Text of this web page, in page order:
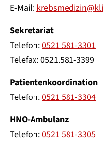
E-Mail:
Sekretariat
Telefon:0521 581-3301
Telefax: 0521.581-3399
Patientenkoordination
Telefon:0521 581-3304
HNO-Ambulanz
Telefon:0521 581-3305